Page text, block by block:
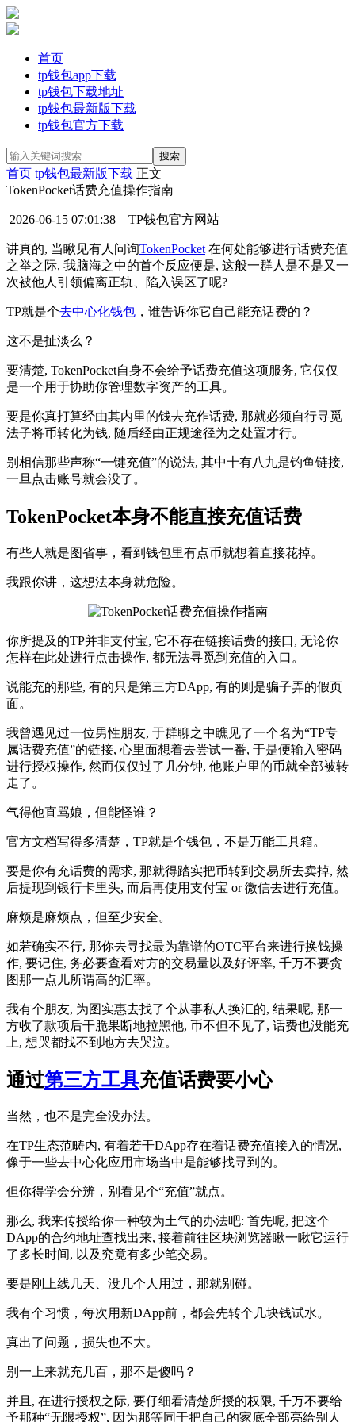
首页
tp钱包app下载
tp钱包下载地址
tp钱包最新版下载
tp钱包官方下载
首页 tp钱包最新版下载 正文
TokenPocket话费充值操作指南
2026-06-15 07:01:38 TP钱包官方网站
讲真的, 当瞅见有人问询TokenPocket 在何处能够进行话费充值
之举之际, 我脑海之中的首个反应便是, 这般一群人是不是又一
次被他人引领偏离正轨、陷入误区了呢?
TP就是个去中心化钱包 ，谁告诉你它自己能充话费的？
这不是扯淡么？
要清楚, TokenPocket自身不会给予话费充值这项服务, 它仅仅
是一个用于协助你管理数字资产的工具。
要是你真打算经由其内里的钱去充作话费, 那就必须自行寻觅
法子将币转化为钱, 随后经由正规途径为之处置才行。
别相信那些声称“一键充值”的说法, 其中十有八九是钓鱼链接,
一旦点击账号就会没了。
TokenPocket本身不能直接充值话费
有些人就是图省事，看到钱包里有点币就想着直接花掉。
我跟你讲，这想法本身就危险。
你所提及的TP并非支付宝, 它不存在链接话费的接口, 无论你
怎样在此处进行点击操作, 都无法寻觅到充值的入口。
说能充的那些, 有的只是第三方DApp, 有的则是骗子弄的假页
面。
我曾遇见过一位男性朋友, 于群聊之中瞧见了一个名为“TP专
属话费充值”的链接, 心里面想着去尝试一番, 于是便输入密码
进行授权操作, 然而仅仅过了几分钟, 他账户里的币就全部被转
走了。
气得他直骂娘，但能怪谁？
官方文档写得多清楚，TP就是个钱包，不是万能工具箱。
要是你有充话费的需求, 那就得踏实把币转到交易所去卖掉, 然
后提现到银行卡里头, 而后再使用支付宝 or 微信去进行充值。
麻烦是麻烦点，但至少安全。
如若确实不行, 那你去寻找最为靠谱的OTC平台来进行换钱操
作, 要记住, 务必要查看对方的交易量以及好评率, 千万不要贪
图那一点儿所谓高的汇率。
我有个朋友, 为图实惠去找了个从事私人换汇的, 结果呢, 那一
方收了款项后干脆果断地拉黑他, 币不但不见了, 话费也没能充
上, 想哭都找不到地方去哭泣。
通过第三方工具充值话费要小心
当然，也不是完全没办法。
在TP生态范畴内, 有着若干DApp存在着话费充值接入的情况,
像于一些去中心化应用市场当中是能够找寻到的。
但你得学会分辨，别看见个“充值”就点。
那么, 我来传授给你一种较为土气的办法吧: 首先呢, 把这个
DApp的合约地址查找出来, 接着前往区块浏览器瞅一瞅它运行
了多长时间, 以及究竟有多少笔交易。
要是刚上线几天、没几个人用过，那就别碰。
我有个习惯，每次用新DApp前，都会先转个几块钱试水。
真出了问题，损失也不大。
别一上来就充几百，那不是傻吗？
并且, 在进行授权之际, 要仔细看清楚所授的权限, 千万不要给
予那种“无限授权”, 因为那等同于把自己的家底全部亮给别人